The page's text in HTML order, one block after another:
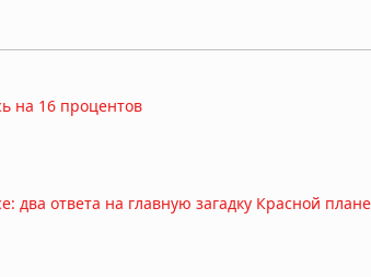
на 16 процентов
два ответа на главную загадку Красной